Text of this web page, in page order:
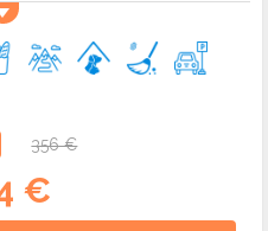
356 €
€